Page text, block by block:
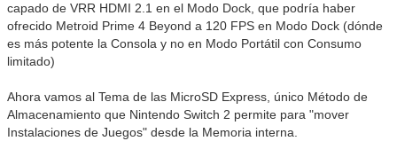
capado de VRR HDMI 2.1 en el Modo Dock, que podría haber
ofrecido Metroid Prime 4 Beyond a 120 FPS en Modo Dock (dónde
es más potente la Consola y no en Modo Portátil con Consumo
limitado)
Ahora vamos al Tema de las MicroSD Express, único Método de
Almacenamiento que Nintendo Switch 2 permite para "mover
Instalaciones de Juegos" desde la Memoria interna.